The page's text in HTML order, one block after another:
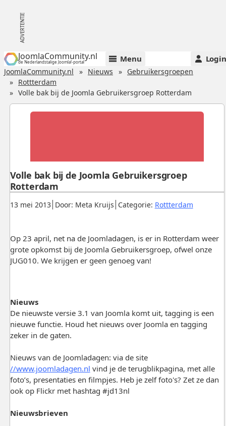
JoomlaCommunity.nl
de Nederlandstalige Joomla!-portal Menu Login
JoomlaCommunity.nl Nieuws
Gebruikersgroepen
Rottterdam
Volle bak bij de Joomla Gebruikersgroep Rotterdam
Gepubliceerd:
13 mei 2013. Door: Meta Kruijs. Categorie: Rottterdam.
Volle bak bij de Joomla Gebruikersgroep
Rotterdam
Op 23 april, net na de Joomladagen, is er in Rotterdam weer
grote opkomst bij de Joomla Gebruikersgroep, ofwel onze
JUG010. We krijgen er geen genoeg van!
Nieuws
De nieuwste versie 3.1 van Joomla komt uit, tagging is een
nieuwe functie. Houd het nieuws over Joomla en tagging
zeker in de gaten.
Nieuws van de Joomladagen: via de site
//www.joomladagen.nl vind je de terugblikpagina, met alle
foto’s, presentaties en filmpjes. Heb je zelf foto's? Zet ze dan
ook op Flickr met hashtag #jd13nl
Nieuwsbrieven